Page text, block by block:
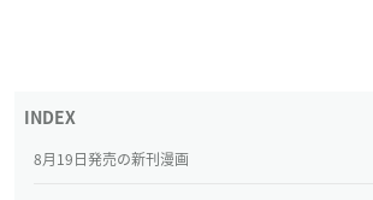
8月19日発売の新刊漫画